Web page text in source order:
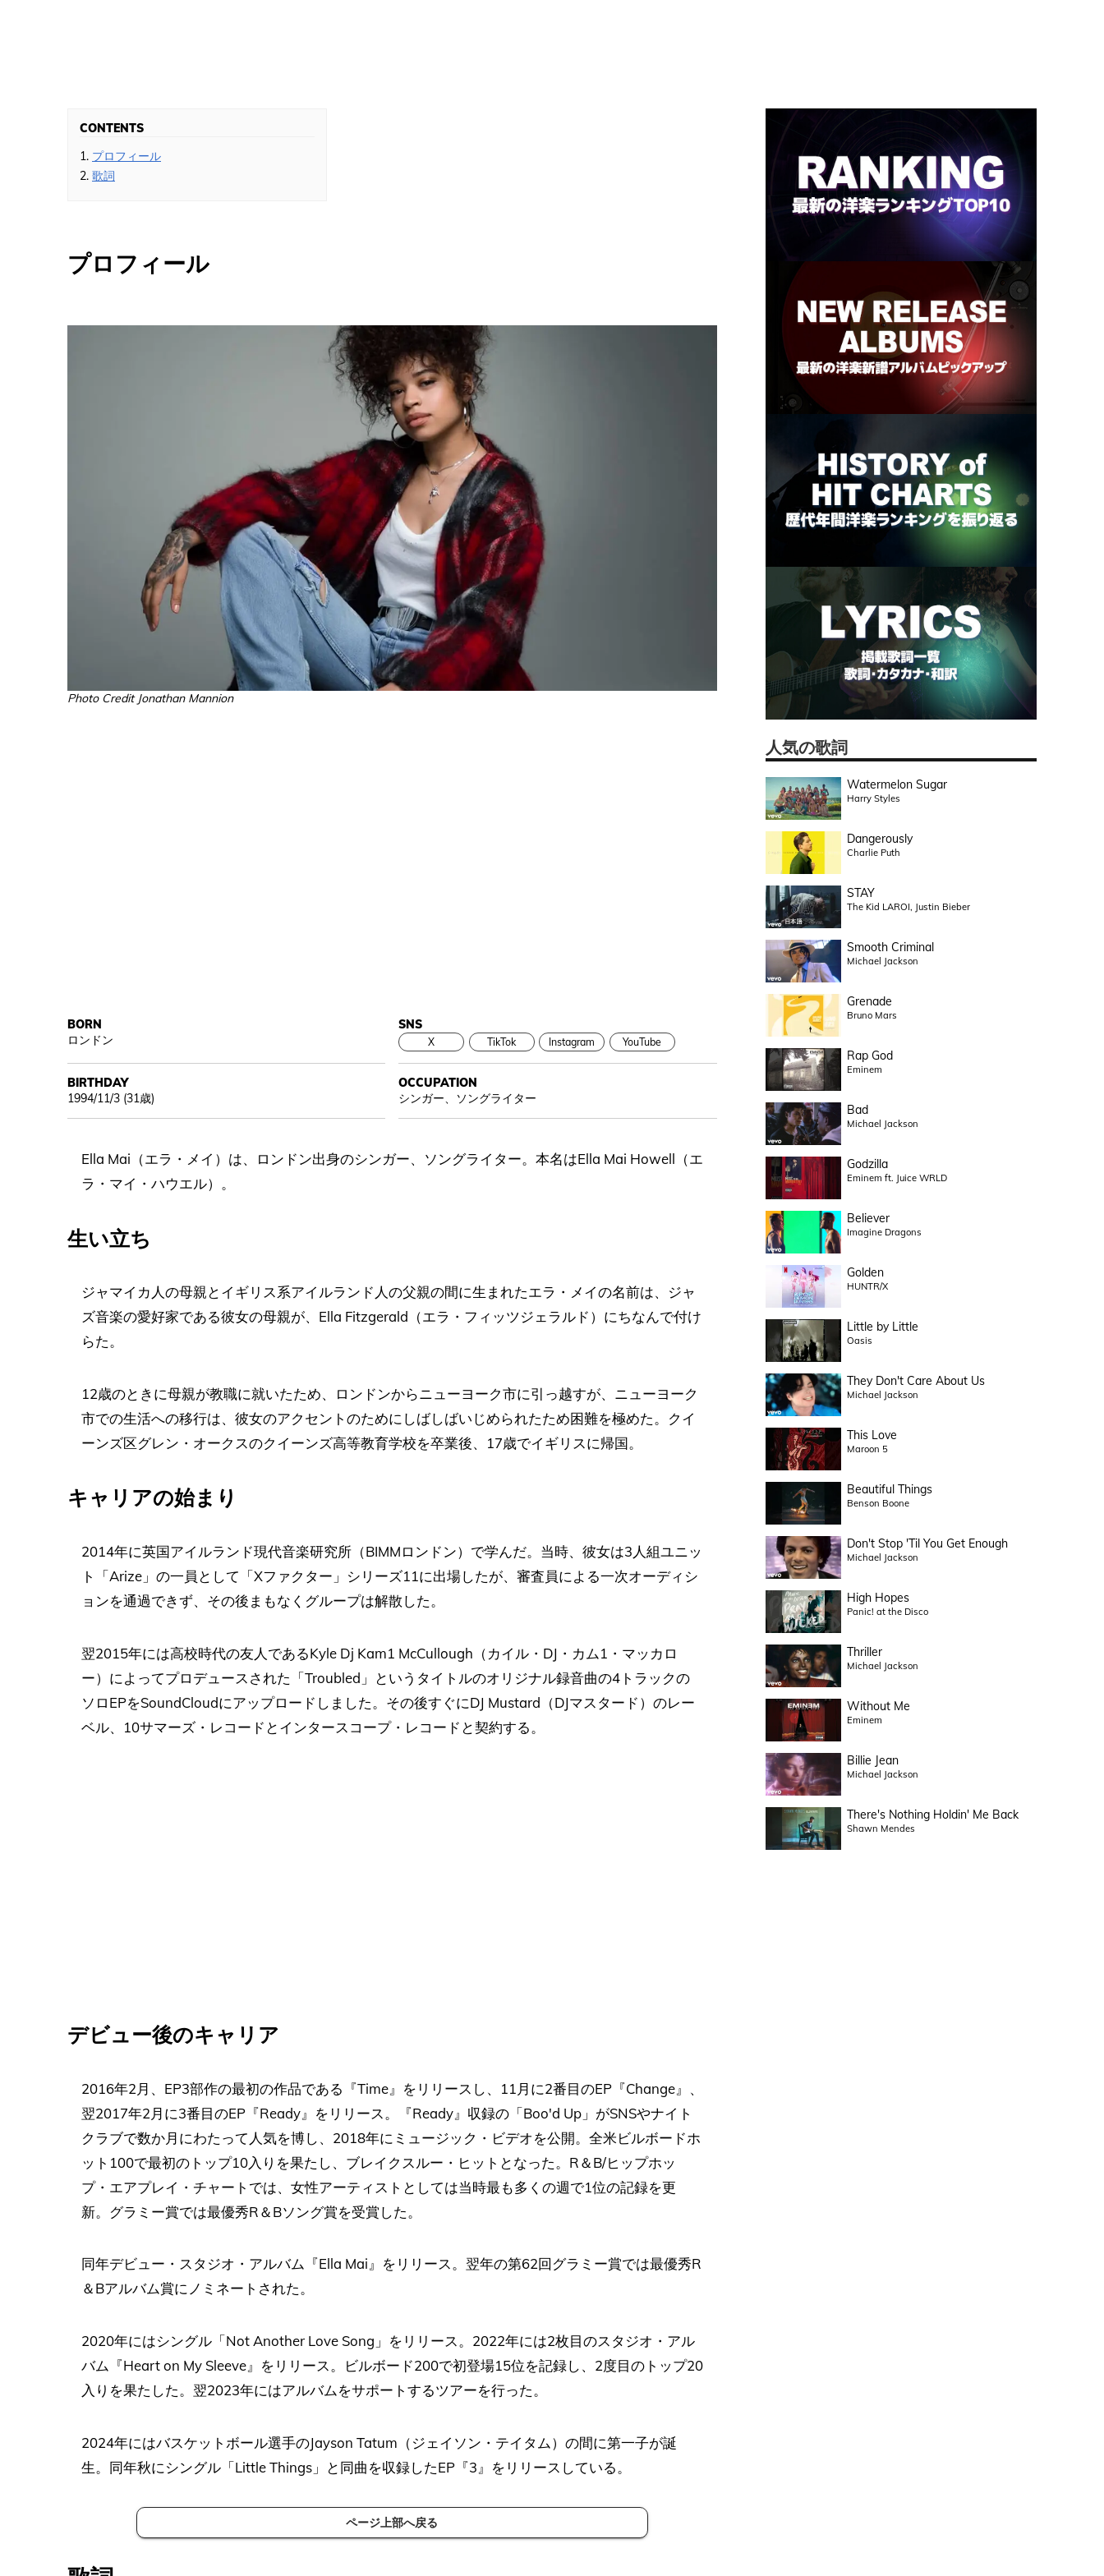
CONTENTS
1. プロフィール
2. 歌詞
プロフィール
Photo Credit Jonathan Mannion
BORN
ロンドン
SNS
X TikTok Instagram YouTube
BIRTHDAY
1994/11/3 (31歳)
OCCUPATION
シンガー、ソングライター
Ella Mai（エラ・メイ）は、ロンドン出身のシンガー、ソングライター。本名はElla Mai Howell（エ
ラ・マイ・ハウエル）。
生い立ち
ジャマイカ人の母親とイギリス系アイルランド人の父親の間に生まれたエラ・メイの名前は、ジャ
ズ音楽の愛好家である彼女の母親が、Ella Fitzgerald（エラ・フィッツジェラルド）にちなんで付け
らた。
12歳のときに母親が教職に就いたため、ロンドンからニューヨーク市に引っ越すが、ニューヨーク
市での生活への移行は、彼女のアクセントのためにしばしばいじめられたため困難を極めた。クイ
ーンズ区グレン・オークスのクイーンズ高等教育学校を卒業後、17歳でイギリスに帰国。
キャリアの始まり
2014年に英国アイルランド現代音楽研究所（BIMMロンドン）で学んだ。当時、彼女は3人組ユニッ
ト「Arize」の一員として「Xファクター」シリーズ11に出場したが、審査員による一次オーディシ
ョンを通過できず、その後まもなくグループは解散した。
翌2015年には高校時代の友人であるKyle Dj Kam1 McCullough（カイル・DJ・カム1・マッカロ
ー）によってプロデュースされた「Troubled」というタイトルのオリジナル録音曲の4トラックの
ソロEPをSoundCloudにアップロードしました。その後すぐにDJ Mustard（DJマスタード）のレー
ベル、10サマーズ・レコードとインタースコープ・レコードと契約する。
デビュー後のキャリア
2016年2月、EP3部作の最初の作品である『Time』をリリースし、11月に2番目のEP『Change』、
翌2017年2月に3番目のEP『Ready』をリリース。『Ready』収録の「Boo'd Up」がSNSやナイト
クラブで数か月にわたって人気を博し、2018年にミュージック・ビデオを公開。全米ビルボードホ
ット100で最初のトップ10入りを果たし、ブレイクスルー・ヒットとなった。R＆B/ヒップホッ
プ・エアプレイ・チャートでは、女性アーティストとしては当時最も多くの週で1位の記録を更
新。グラミー賞では最優秀R＆Bソング賞を受賞した。
同年デビュー・スタジオ・アルバム『Ella Mai』をリリース。翌年の第62回グラミー賞では最優秀R
＆Bアルバム賞にノミネートされた。
2020年にはシングル「Not Another Love Song」をリリース。2022年には2枚目のスタジオ・アル
バム『Heart on My Sleeve』をリリース。ビルボード200で初登場15位を記録し、2度目のトップ20
入りを果たした。翌2023年にはアルバムをサポートするツアーを行った。
2024年にはバスケットボール選手のJayson Tatum（ジェイソン・テイタム）の間に第一子が誕
生。同年秋にシングル「Little Things」と同曲を収録したEP『3』をリリースしている。
ページ上部へ戻る
人気の歌詞
Watermelon Sugar
Harry Styles
Dangerously
Charlie Puth
STAY
The Kid LAROI, Justin Bieber
Smooth Criminal
Michael Jackson
Grenade
Bruno Mars
Rap God
Eminem
Bad
Michael Jackson
Godzilla
Eminem ft. Juice WRLD
Believer
Imagine Dragons
Golden
HUNTR/X
Little by Little
Oasis
They Don't Care About Us
Michael Jackson
This Love
Maroon 5
Beautiful Things
Benson Boone
Don't Stop 'Til You Get Enough
Michael Jackson
High Hopes
Panic! at the Disco
Thriller
Michael Jackson
Without Me
Eminem
Billie Jean
Michael Jackson
There's Nothing Holdin' Me Back
Shawn Mendes